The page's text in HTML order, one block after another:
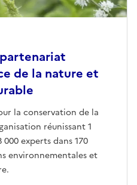
de la nature et
la conservation de la
réunissant 1
experts dans 170
environnementales et